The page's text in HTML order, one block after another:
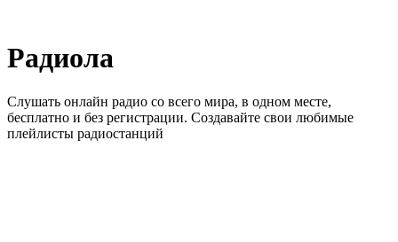
Радиола
Слушать онлайн радио со всего мира, в одном месте,
бесплатно и без регистрации. Создавайте свои любимые
плейлисты радиостанций